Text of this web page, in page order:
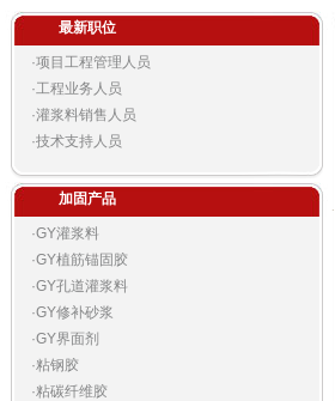
最新职位
·项目工程管理人员
·工程业务人员
·灌浆料销售人员
·技术支持人员
加固产品
·GY灌浆料
·GY植筋锚固胶
·GY孔道灌浆料
·GY修补砂浆
·GY界面剂
·粘钢胶
·粘碳纤维胶